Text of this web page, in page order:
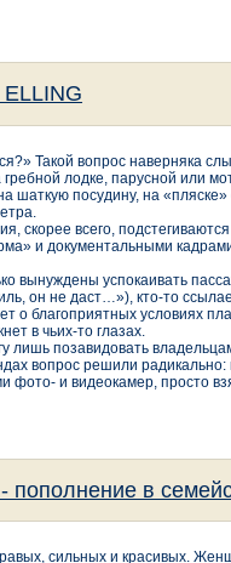
Такой вопрос наверняка
гребной лодке, парусной или
шаткую посудину, на
скорее всего,
и документальными
вынуждены успокаивать
он не даст…»), кто-то
о благоприятных условиях
в чьих-то глазах.
лишь позавидовать
вопрос решили радикально:
фото- и видеокамер, просто
пополнение в
сильных и красивых.